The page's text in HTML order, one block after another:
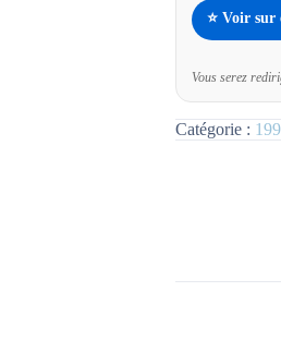
⭐ Voir sur
Vous serez
Catégorie :